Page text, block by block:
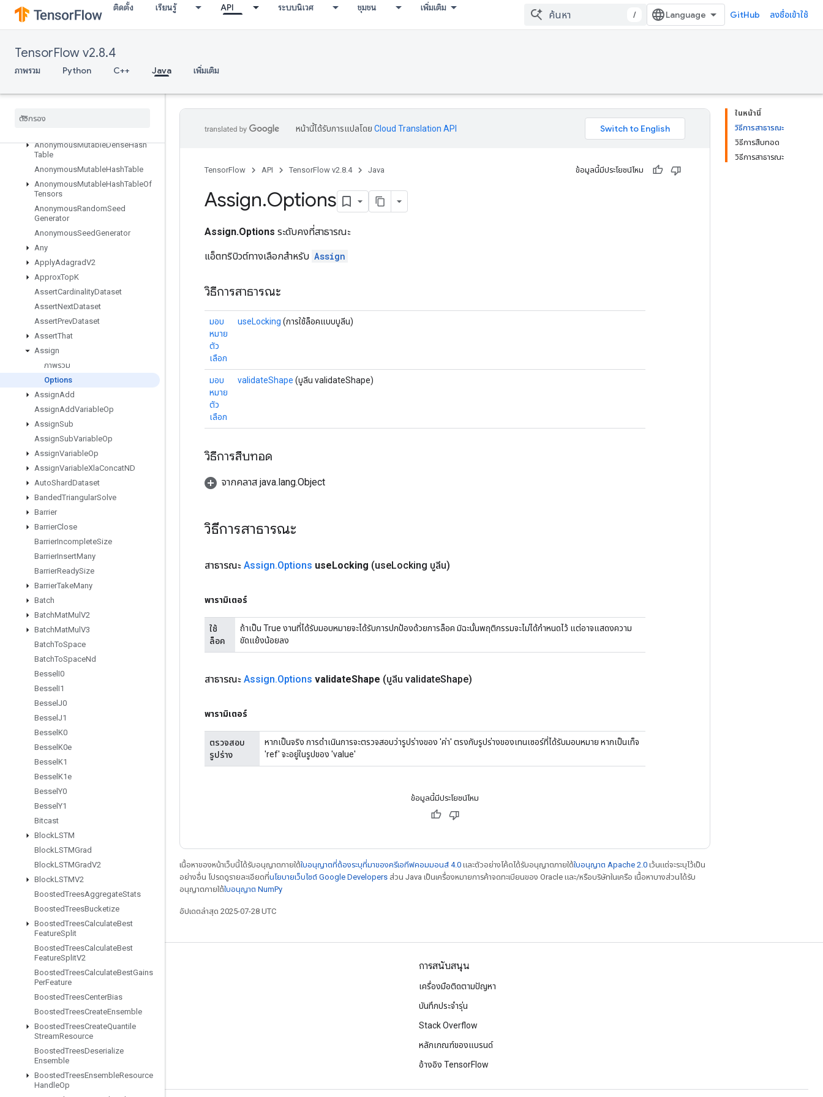
ติดตั้ง เรียนรู้ API ระบบนิเวศ ชุมชน เพิ่มเติม
/ GitHub ลงชื่อเข้าใช้
TensorFlow v2.8.4
ภาพรวม Python C++ Java เพิ่มเติม
Abort
All
AnonymousHashTable
AnonymousIteratorV2
Anonymous
AnonymousMutableDenseHash
Table
AnonymousMutableHashTable
AnonymousMutableHashTableOf
Tensors
AnonymousRandomSeed
Generator
AnonymousSeedGenerator
Any
ApplyAdagradV2
ApproxTopK
AssertCardinalityDataset
AssertNextDataset
AssertPrevDataset
AssertThat
Assign
ภาพรวม
Options
AssignAdd
AssignAddVariableOp
AssignSub
AssignSubVariableOp
AssignVariableOp
AssignVariableXlaConcatND
AutoShardDataset
BandedTriangularSolve
Barrier
BarrierClose
BarrierIncompleteSize
BarrierInsertMany
BarrierReadySize
BarrierTakeMany
Batch
BatchMatMul V2
BatchMatMul V3
BatchToSpace
BatchToSpaceNd
Bessel I0
Bessel I1
Bessel J0
Bessel J1
Bessel K0
Bessel K0e
Bessel K1
Bessel K1e
Bessel Y0
Bessel Y1
Bitcast
BlockLSTM
BlockLSTMGrad
BlockLSTMGradV2
BlockLSTMV2
BoostedTreesAggregateStats
BoostedTreesBucketize
BoostedTreesCalculateBest
FeatureSplit
BoostedTreesCalculateBest
FeatureSplitV2
BoostedTreesCalculateBestGains
PerFeature
BoostedTreesCenterBias
BoostedTreesCreateEnsemble
BoostedTreesCreateQuantile
StreamResource
BoostedTreesDeserialize
Ensemble
BoostedTreesEnsembleResource
HandleOp
ในหน้านี้
วิธีการสาธารณะ
วิธีการสืบทอด
วิธีการสาธารณะ
หน้านี้ได้รับการแปลโดย Cloud Translation API
TensorFlow API TensorFlow v2.8.4 Java ข้อมูลนี้มีประโยชน์ไหม
Assign.Options
Assign.Options ระดับคงที่สาธารณะ
แอ็ตทริบิวต์ทางเลือกสำหรับ Assign
วิธีการสาธารณะ
มอบ
หมาย
ตัว
เลือก
useLocking (การใช้ล็อคแบบบูลีน)
มอบ
หมาย
ตัว
เลือก
validateShape (บูลีน validateShape)
วิธีการสืบทอด
จากคลาส java.lang.Object
วิธีการสาธารณะ
สาธารณะ Assign.Options useLocking (useLocking บูลีน)
พารามิเตอร์
ใช้
ล็อค
ถ้าเป็น True งานที่ได้รับมอบหมายจะได้รับการปกป้องด้วยการล็อค มิฉะนั้นพฤติกรรมจะไม่ได้กำหนดไว้ แต่อาจแสดงความ
ขัดแย้งน้อยลง
สาธารณะ Assign.Options validateShape (บูลีน validateShape)
พารามิเตอร์
ตรวจสอบ
รูปร่าง
หากเป็นจริง การดำเนินการจะตรวจสอบว่ารูปร่างของ 'ค่า' ตรงกับรูปร่างของเทนเซอร์ที่ได้รับมอบหมาย หากเป็นเท็จ
'ref' จะอยู่ในรูปของ 'value'
ข้อมูลนี้มีประโยชน์ไหม
เนื้อหาของหน้าเว็บนี้ได้รับอนุญาตภายใต้ใบอนุญาตที่ต้องระบุที่มาของครีเอทีฟคอมมอนส์ 4.0 และตัวอย่างโค้ดได้รับอนุญาตภายใต้ใบอนุญาต Apache 2.0 เว้นแต่จะระบุไว้เป็น
อย่างอื่น โปรดดูรายละเอียดที่นโยบายเว็บไซต์ Google Developers ส่วน Java เป็นเครื่องหมายการค้าจดทะเบียนของ Oracle และ/หรือบริษัทในเครือ เนื้อหาบางส่วนได้รับ
อนุญาตภายใต้ใบอนุญาต NumPy
อัปเดตล่าสุด 2025-07-28 UTC
เชื่อมต่อเสมอ
GitHub
YouTube
การสนับสนุน
เครื่องมือติดตามปัญหา
บันทึกประจำรุ่น
Stack Overflow
หลักเกณฑ์ของแบรนด์
อ้างอิง TensorFlow